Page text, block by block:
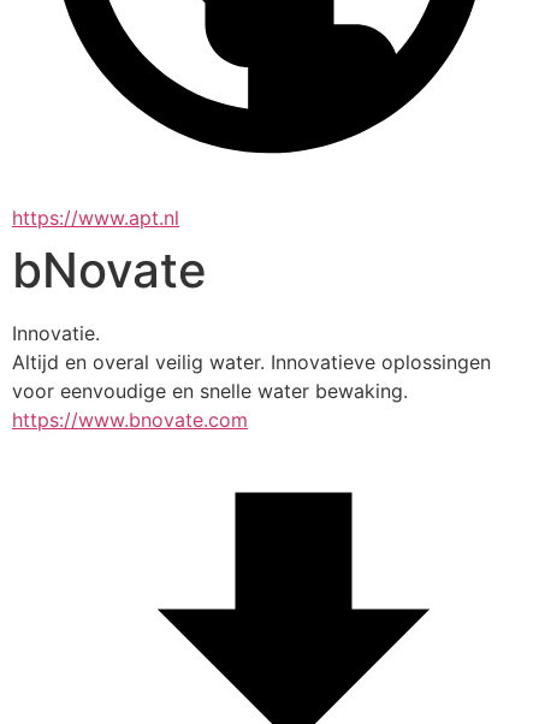
https://www.apt.nl
bNovate
Innovatie.
Altijd en overal veilig water. Innovatieve oplossingen
voor eenvoudige en snelle water bewaking.
https://www.bnovate.com